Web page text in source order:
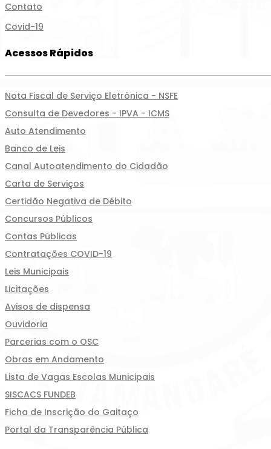
Contato
Covid-19
Acessos Rápidos
Nota Fiscal de Serviço Eletrônica - NSFE
Consulta de Devedores - IPVA - ICMS
Auto Atendimento
Banco de Leis
Canal Autoatendimento do Cidadão
Carta de Serviços
Certidão Negativa de Débito
Concursos Públicos
Contas Públicas
Contratações COVID-19
Leis Municipais
Licitações
Avisos de dispensa
Ouvidoria
Parcerias com o OSC
Obras em Andamento
Lista de Vagas Escolas Municipais
SISCACS FUNDEB
Ficha de Inscrição do Gaitaço
Portal da Transparência Pública